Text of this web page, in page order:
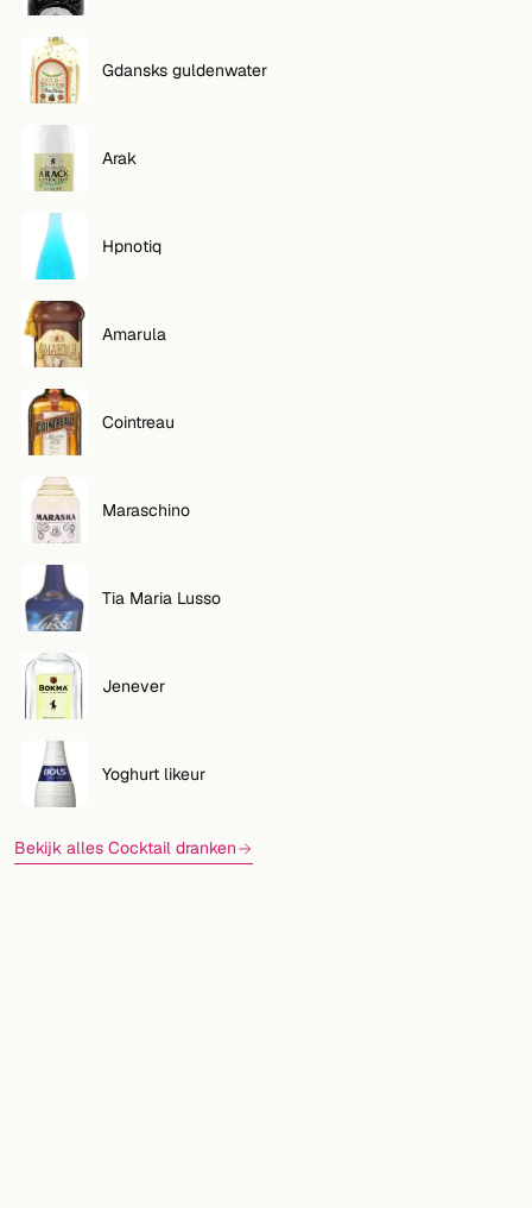
Eenheden
Links
VOLG
Twitter
Facebook
RSS
Cocktail app
Gdansks guldenwater
Arak
Hpnotiq
Amarula
Cointreau
Maraschino
Tia Maria Lusso
Jenever
Yoghurt likeur
Bekijk alles Cocktail dranken